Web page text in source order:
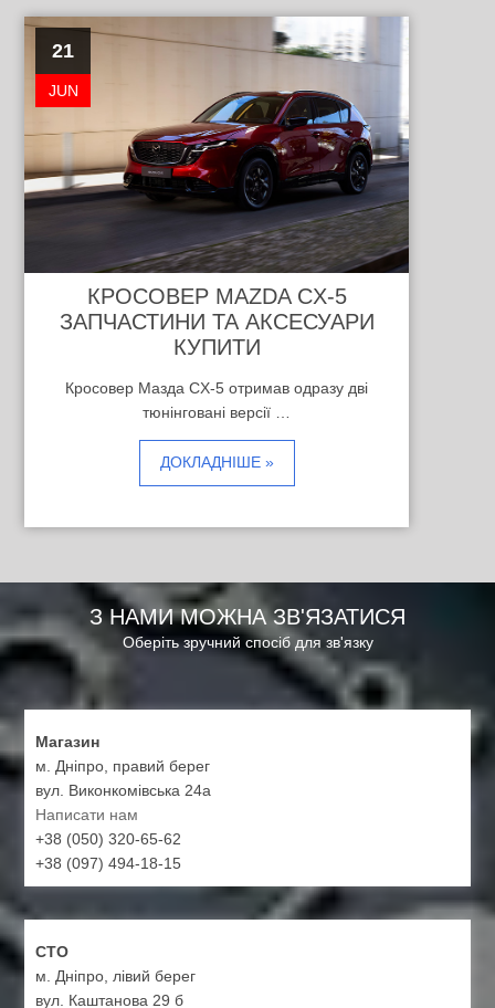
21
JUN
КРОСОВЕР MAZDA CX-5
ЗАПЧАСТИНИ ТА АКСЕСУАРИ
КУПИТИ
Кросовер Мазда CX-5 отримав одразу дві
тюнінговані версії …
ДОКЛАДНІШЕ »
З НАМИ МОЖНА ЗВ'ЯЗАТИСЯ
Оберіть зручний спосіб для зв'язку
Магазин
м. Дніпро, правий берег
вул. Виконкомівська 24а
Написати нам
+38 (050) 320-65-62
+38 (097) 494-18-15
СТО
м. Дніпро, лівий берег
вул. Каштанова 29 б